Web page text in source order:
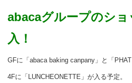
abacaグループのシ
入！
GFに「abaca baking canpany」と「PHAT
4Fに「LUNCHEONETTE」が入る予定。